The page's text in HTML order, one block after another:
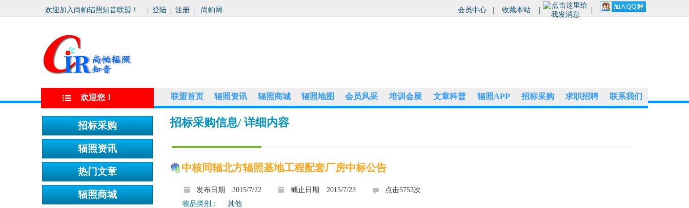
欢迎加入尚帕辐照知音联盟！ 登陆 注册 尚帕网 会员中心 收藏本站
欢迎您！ 联盟首页 辐照资讯 辐照商城 辐照地图 会员风采 培训会展 文章科普 辐照APP 招标采购 求职招聘 联系我们
招标采购信息/ 详细内容
中核同辐北方辐照基地工程配套厂房中标公告
发布日期 2015/7/22 截止日期 2015/7/23 点击5753次
物品类别：
其他